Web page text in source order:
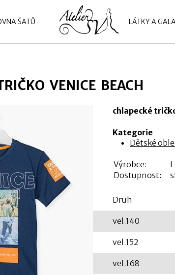
ŠATŮ LÁTKY A
VENICE BEACH
chlapecké
Kategorie
Dětské
Výrobce:
Dostupnost:
Druh
vel.140
vel.152
vel.168